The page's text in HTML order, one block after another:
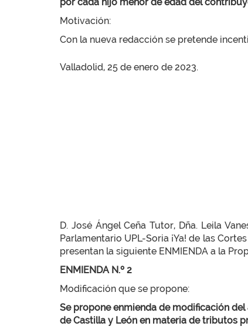
Motivación:
Con la nueva redacción se pretende
Valladolid, 25 de enero de 2023.
D. José Ángel Ceña Tutor, Dña. Leila
Parlamentario UPL-Soria ¡Ya! de las
presentan la siguiente ENMIENDA a la
ENMIENDA N.º 2
Modificación que se propone:
Se propone enmienda de modificación
de Castilla y León en materia de tributos